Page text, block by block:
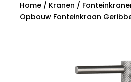
Home/ Kranen /
Opbouw Fonteinkraan